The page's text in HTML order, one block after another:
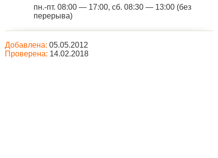
пн.-пт. 08:00 — 17:00, сб. 08:30 — 13:00 (без
перерыва)
Добавлена: 05.05.2012
Проверена: 14.02.2018